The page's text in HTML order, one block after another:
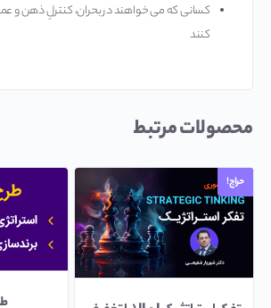
کسانی که می خواهند در بحران، کنترلِ ذهن و
کنند
محصولات مرتبط
حراج!